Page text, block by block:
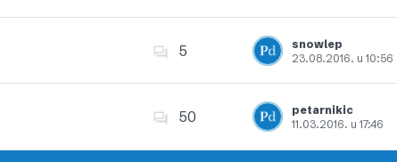
Dodajte u favorite
5
snowlep
23.08.2016. u 10:56
Dodajte u favorite
50
petarnikic
11.03.2016. u 17:46